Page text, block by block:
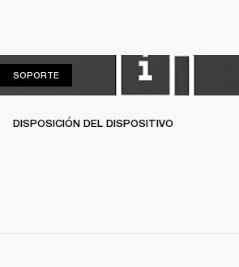
SOPORTESOPORTE
DISPOSICIÓN DEL DISPOSITIVO